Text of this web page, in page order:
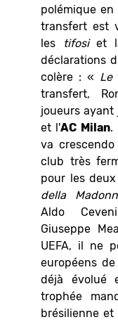
polémique
transfert est
les
tifosiet
déclarations
colère : « Le
transfert,
joueurs
et l'AC Milan.
va
club très
pour les
della
Aldo
Giuseppe
UEFA, il ne
européens
déjà évolué
trophée
brésilienne et